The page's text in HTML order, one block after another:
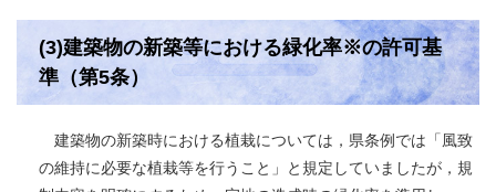
(3)建築物の新築等における緑化率※の許可基
準（第5条）
建築物の新築時における植栽については，県条例では「風致
の維持に必要な植栽等を行うこと」と規定していましたが，規